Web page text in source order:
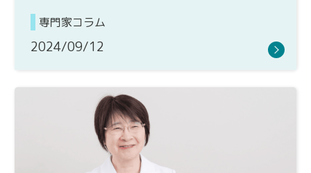
専門家コラム
2024/09/12